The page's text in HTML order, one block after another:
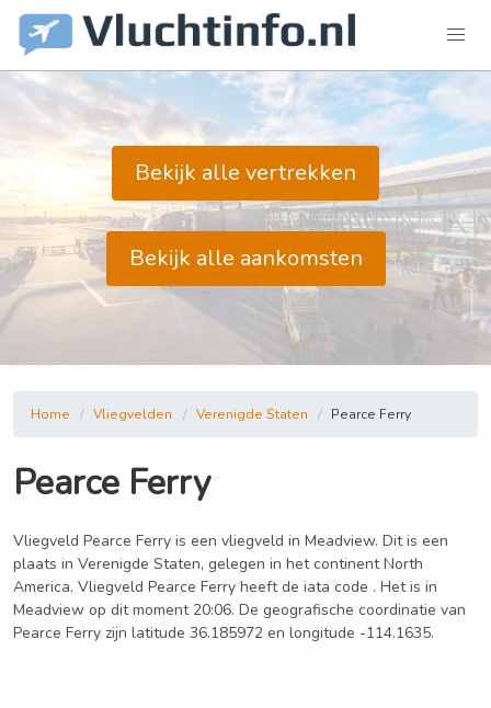
Bekijk alle vertrekken
Bekijk alle aankomsten
Home Vliegvelden Verenigde Staten Pearce Ferry
Pearce Ferry
Vliegveld Pearce Ferry is een vliegveld in Meadview. Dit is een
plaats in Verenigde Staten, gelegen in het continent North
America. Vliegveld Pearce Ferry heeft de iata code . Het is in
Meadview op dit moment 20:06. De geografische coordinatie van
Pearce Ferry zijn latitude 36.185972 en longitude -114.1635.